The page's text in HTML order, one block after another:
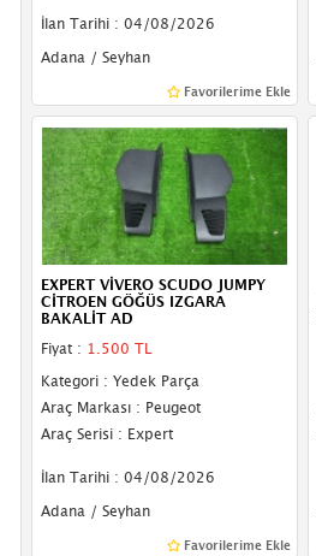
İlan Tarihi : 04/08/2026
Adana / Seyhan
Favorilerime Ekle
EXPERT VİVERO SCUDO JUMPY
CİTROEN GÖĞÜS IZGARA
BAKALİT AD
Fiyat : 1.500 TL
Kategori : Yedek Parça
Araç Markası : Peugeot
Araç Serisi : Expert
İlan Tarihi : 04/08/2026
Adana / Seyhan
Favorilerime Ekle